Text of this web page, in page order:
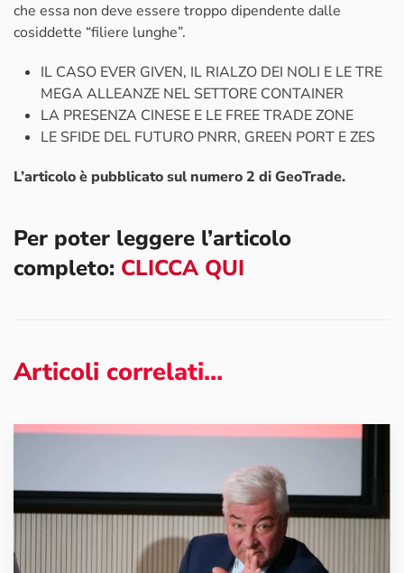
che essa non deve essere troppo dipendente dalle
cosiddette “filiere lunghe”.
IL CASO EVER GIVEN, IL RIALZO DEI NOLI E LE TRE
MEGA ALLEANZE NEL SETTORE CONTAINER
LA PRESENZA CINESE E LE FREE TRADE ZONE
LE SFIDE DEL FUTURO PNRR, GREEN PORT E ZES
L’articolo è pubblicato sul numero 2 di GeoTrade.
Per poter leggere l’articolo
completo: CLICCA QUI
Articoli correlati…